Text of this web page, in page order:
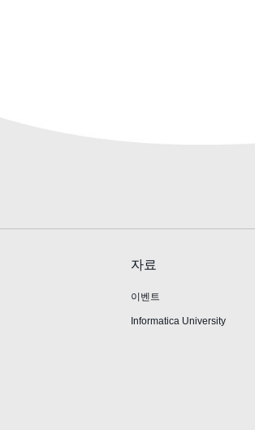
자료
이벤트
Informatica University